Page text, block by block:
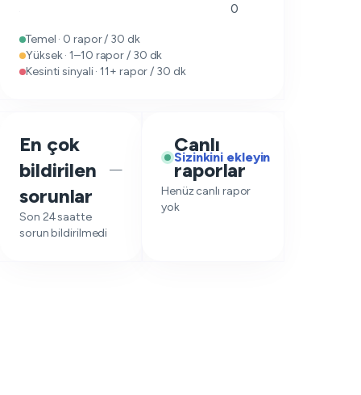
0
Temel · 0 rapor / 30 dk
Yüksek · 1–10 rapor / 30 dk
Kesinti sinyali · 11+ rapor / 30 dk
En çok
bildirilen
sorunlar
—
Son 24 saatte
sorun bildirilmedi
Canlı
raporlar
Sizinkini ekleyin
Henüz canlı rapor
yok